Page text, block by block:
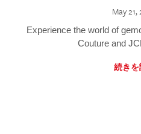
May
Experience the world of
Couture and
続き